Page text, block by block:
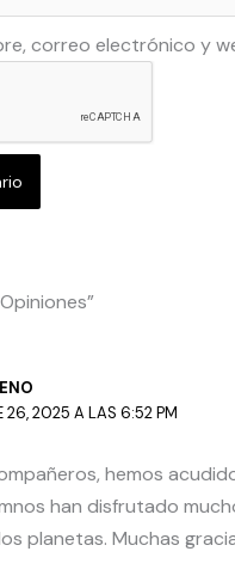
correo electrónico y
26, 2025 A LAS 6:52 PM
hemos
han disfrutado
planetas. Muchas